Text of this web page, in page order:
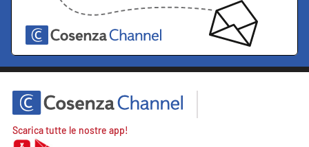
Scarica tutte le nostre app!